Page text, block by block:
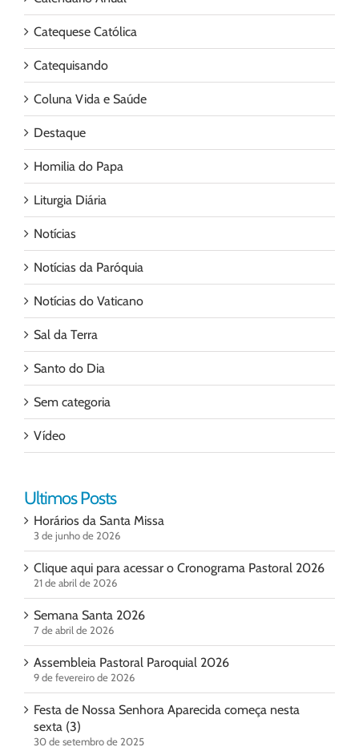
Catequese Católica
Catequisando
Coluna Vida e Saúde
Destaque
Homilia do Papa
Liturgia Diária
Notícias
Notícias da Paróquia
Notícias do Vaticano
Sal da Terra
Santo do Dia
Sem categoria
Vídeo
Ultimos Posts
Horários da Santa Missa
3 de junho de 2026
Clique aqui para acessar o Cronograma Pastoral 2026
21 de abril de 2026
Semana Santa 2026
7 de abril de 2026
Assembleia Pastoral Paroquial 2026
9 de fevereiro de 2026
Festa de Nossa Senhora Aparecida começa nesta
sexta (3)
30 de setembro de 2025